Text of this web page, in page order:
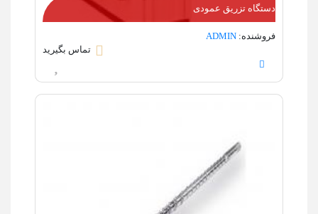
دستگاه تزریق عمودی
فروشنده: ADMIN
تماس بگیرید